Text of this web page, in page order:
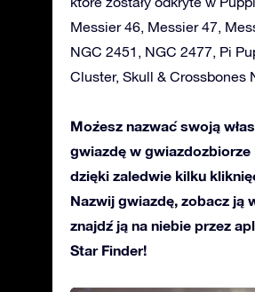
Messier 46, Messier 47,
NGC 2451, NGC 2477, Pi
Cluster, Skull & Crossbones
Możesz nazwać swoją
gwiazdę w gwiazdozbiorze
dzięki zaledwie kilku
Nazwij gwiazdę, zobacz ją
znajdź ją na niebie przez
Star Finder!